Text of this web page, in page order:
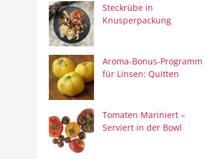
Steckrübe in
Knusperpackung
Aroma-Bonus-Programm
für Linsen: Quitten
Tomaten Mariniert –
Serviert in der Bowl